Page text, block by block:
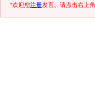
*欢迎您注册发言。请点击右上角